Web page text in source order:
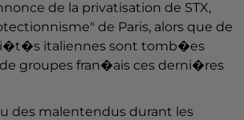
de la privatisation de STX,
de Paris, alors que de
italiennes sont tomb�es
groupes fran�ais ces derni�res
des malentendus durant les